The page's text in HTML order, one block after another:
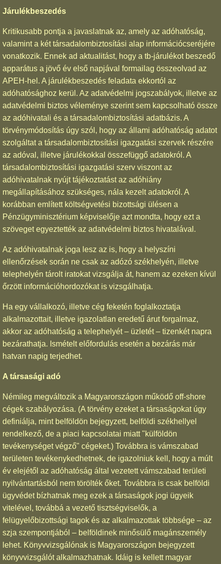
Járulékbeszedés
Kritikusabb pontja a javaslatnak az, amely az adóhatóság,
valamint a két társadalombiztosítási alap információcseréjére
vonatkozik. Ennek ad aktualitást, hogy a tb-járulékot beszedő
apparátus a jövő év első napjával formailag összeolvad az
APEH-hel. A járulékbeszedés feladata ekkortól az
adóhatósághoz kerül. Az adatvédelmi jogszabályok, illetve az
adatvédelmi biztos véleménye szerint sem kapcsolható össze
az adóhivatali és a társadalombiztosítási adatbázis. A
törvénymódosítás úgy szól, hogy az állami adóhatóság adatot
szolgáltat a társadalombiztosítási igazgatási szervek részére
az adóval, illetve járulékokkal összefüggő adatokról. A
társadalombiztosítási igazgatási szerv viszont az
adóhivatalnak nyújt tájékoztatást az adóhiány
megállapításához szükséges, nála kezelt adatokról. A
korábban említett költségvetési bizottsági ülésen a
Pénzügyminisztérium képviselője azt mondta, hogy ezt a
szöveget egyeztették az adatvédelmi biztos hivatalával.
Az adóhivatalnak joga lesz az is, hogy a helyszíni
ellenőrzések során ne csak az adózó székhelyén, illetve
telephelyén tárolt iratokat vizsgálja át, hanem az ezeken kívül
őrzött információhordozókat is vizsgálhatja.
Ha egy vállalkozó, illetve cég feketén foglalkoztatja
alkalmazottait, illetve igazolatlan eredetű árut forgalmaz,
akkor az adóhatóság a telephelyét – üzletét – tizenkét napra
bezárathatja. Ismételt előfordulás esetén a bezárás már
hatvan napig terjedhet.
A társasági adó
Némileg megváltozik a Magyarországon működő off-shore
cégek szabályozása. (A törvény ezeket a társaságokat úgy
definiálja, mint belföldön bejegyzett, belföldi székhellyel
rendelkező, de a piaci kapcsolatai miatt "külföldön
tevékenységet végző" cégeket.) Továbbra is vámszabad
területen tevékenykedhetnek, de igazolniuk kell, hogy a múlt
év elejétől az adóhatóság által vezetett vámszabad területi
nyilvántartásból nem törölték őket. Továbbra is csak belföldi
ügyvédet bízhatnak meg ezek a társaságok jogi ügyeik
vitelével, továbbá a vezető tisztségviselők, a
felügyelőbizottsági tagok és az alkalmazottak többsége – az
szja szempontjából – belföldinek minősülő magánszemély
lehet. Könyvvizsgálónak is Magyarországon bejegyzett
könyvvizsgálót alkalmazhatnak. Idáig is kellett magyar